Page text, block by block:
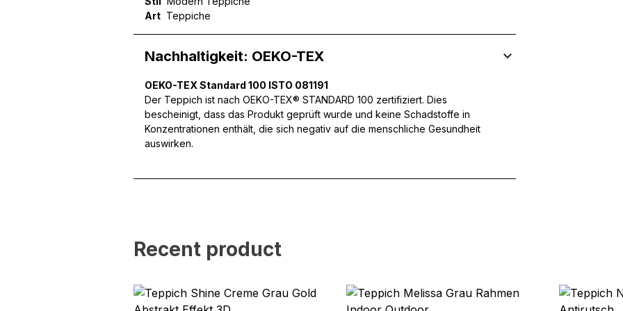
Art Teppiche
Nachhaltigkeit: OEKO-TEX
OEKO-TEX Standard 100 ISTO 081191
Der Teppich ist nach OEKO-TEX® STANDARD 100 zertifiziert. Dies
bescheinigt, dass das Produkt geprüft wurde und keine Schadstoffe in
Konzentrationen enthält, die sich negativ auf die menschliche Gesundheit
auswirken.
Recent product
können und um unseren Traffic zu analysieren. Außerdem geben wir Informationen über Ihre
Website an unsere Partner für soziale Medien, Werbung und Analysen weiter. Diese Partner
mit weiteren Daten zusammenführen, die Sie ihnen bereitgestellt haben oder die sie im
Dienste gesammelt haben.
Notwendig
Notwendige Cookies sind erforderlich, um die grundlegenden Funktionen dieser Website zu
Website aussieht oder funktioniert, wie zum Beispiel Ihre bevorzugte Sprache oder die
Statistik